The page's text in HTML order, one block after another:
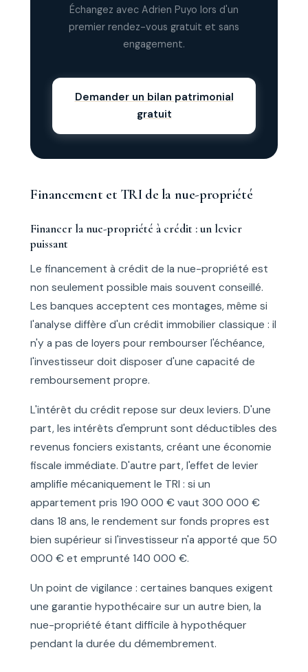
Échangez avec Adrien Puyo lors d'un
premier rendez-vous gratuit et sans
engagement.
Demander un bilan patrimonial
gratuit
Financement et TRI de la nue-propriété
Financer la nue-propriété à crédit : un levier
puissant
Le financement à crédit de la nue-propriété est
non seulement possible mais souvent conseillé.
Les banques acceptent ces montages, même si
l'analyse diffère d'un crédit immobilier classique : il
n'y a pas de loyers pour rembourser l'échéance,
l'investisseur doit disposer d'une capacité de
remboursement propre.
L'intérêt du crédit repose sur deux leviers. D'une
part, les intérêts d'emprunt sont déductibles des
revenus fonciers existants, créant une économie
fiscale immédiate. D'autre part, l'effet de levier
amplifie mécaniquement le TRI : si un
appartement pris 190 000 € vaut 300 000 €
dans 18 ans, le rendement sur fonds propres est
bien supérieur si l'investisseur n'a apporté que 50
000 € et emprunté 140 000 €.
Un point de vigilance : certaines banques exigent
une garantie hypothécaire sur un autre bien, la
nue-propriété étant difficile à hypothéquer
pendant la durée du démembrement.